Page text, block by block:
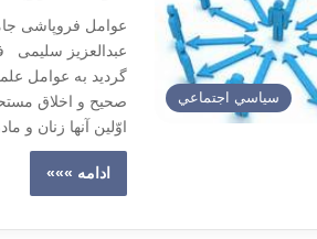
سياسي اجتماعي
عوامل فروپاشی
عبدالعزیز سلیمی
گردید به عوامل
صحیح و اخلاق
اوّلین آنها زنان و
ادامه »»»